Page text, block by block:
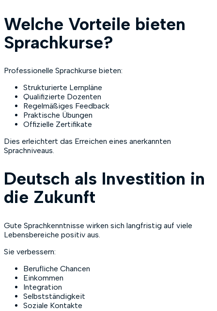
Welche Vorteile bieten
Sprachkurse?
Professionelle Sprachkurse bieten:
Strukturierte Lernpläne
Qualifizierte Dozenten
Regelmäßiges Feedback
Praktische Übungen
Offizielle Zertifikate
Dies erleichtert das Erreichen eines anerkannten
Sprachniveaus.
Deutsch als Investition in
die Zukunft
Gute Sprachkenntnisse wirken sich langfristig auf viele
Lebensbereiche positiv aus.
Sie verbessern:
Berufliche Chancen
Einkommen
Integration
Selbstständigkeit
Soziale Kontakte